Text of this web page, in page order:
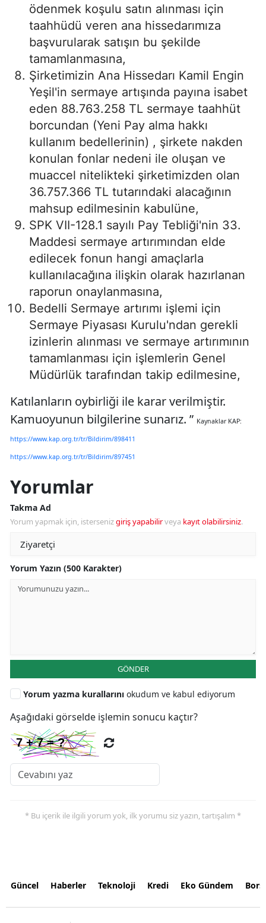
ödenmek koşulu satın alınması için
taahhüdü veren ana hissedarımıza
başvurularak satışın bu şekilde
tamamlanmasına,
Şirketimizin Ana Hissedarı Kamil Engin
Yeşil'in sermaye artışında payına isabet
eden 88.763.258 TL sermaye taahhüt
borcundan (Yeni Pay alma hakkı
kullanım bedellerinin) , şirkete nakden
konulan fonlar nedeni ile oluşan ve
muaccel nitelikteki şirketimizden olan
36.757.366 TL tutarındaki alacağının
mahsup edilmesinin kabulüne,
SPK VII-128.1 sayılı Pay Tebliği'nin 33.
Maddesi sermaye artırımından elde
edilecek fonun hangi amaçlarla
kullanılacağına ilişkin olarak hazırlanan
raporun onaylanmasına,
Bedelli Sermaye artırımı işlemi için
Sermaye Piyasası Kurulu'ndan gerekli
izinlerin alınması ve sermaye artırımının
tamamlanması için işlemlerin Genel
Müdürlük tarafından takip edilmesine,
Katılanların oybirliği ile karar verilmiştir.
Kamuoyunun bilgilerine sunarız. ” Kaynaklar KAP:
https://www.kap.org.tr/tr/Bildirim/898411
https://www.kap.org.tr/tr/Bildirim/897451
Yorumlar
Takma Ad
Yorum yapmak için, istersenizgiriş yapabilirveya kayıt olabilirsiniz.
Yorum Yazın (500 Karakter)
GÖNDER
Yorum yazma kurallarını okudum ve kabul ediyorum
Aşağıdaki görselde işlemin sonucu kaçtır?
* Bu içerik ile ilgili yorum yok, ilk yorumu siz yazın, tartışalım *
Güncel Haberler Teknoloji Kredi Eko Gündem